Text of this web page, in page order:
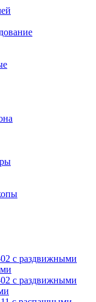
с раздвижными
с раздвижными